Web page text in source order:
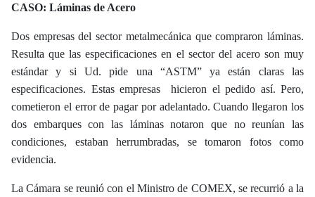
CASO: Láminas de Acero
Dos empresas del sector metalmecánica que compraron láminas.
Resulta que las especificaciones en el sector del acero son muy
estándar y si Ud. pide una “ASTM” ya están claras las
especificaciones. Estas empresas hicieron el pedido así. Pero,
cometieron el error de pagar por adelantado. Cuando llegaron los
dos embarques con las láminas notaron que no reunían las
condiciones, estaban herrumbradas, se tomaron fotos como
evidencia.
La Cámara se reunió con el Ministro de COMEX, se recurrió a la